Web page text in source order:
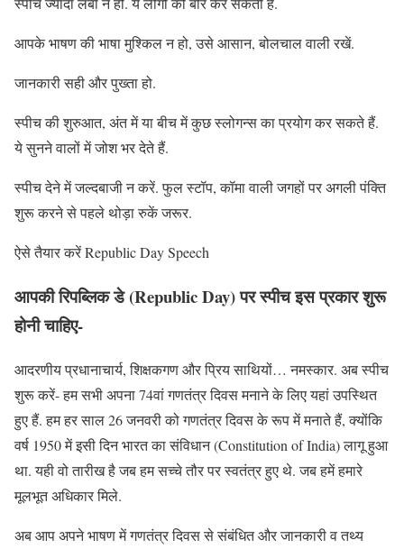
आपके भाषण की भाषा मुश्किल न हो, उसे आसान, बोलचाल वाली रखें.
जानकारी सही और पुख्ता हो.
स्पीच की शुरुआत, अंत में या बीच में कुछ स्लोगन्स का प्रयोग कर सकते हैं.
ये सुनने वालों में जोश भर देते हैं.
स्पीच देने में जल्दबाजी न करें. फुल स्टॉप, कॉमा वाली जगहों पर अगली पंक्ति
शुरू करने से पहले थोड़ा रुकें जरूर.
ऐसे तैयार करें Republic Day Speech
आपकी रिपब्लिक डे (Republic Day) पर स्पीच इस प्रकार शुरू
होनी चाहिए-
आदरणीय प्रधानाचार्य, शिक्षकगण और प्रिय साथियों… नमस्कार. अब स्पीच
शुरू करें- हम सभी अपना 74वां गणतंत्र दिवस मनाने के लिए यहां उपस्थित
हुए हैं. हम हर साल 26 जनवरी को गणतंत्र दिवस के रूप में मनाते हैं, क्योंकि
वर्ष 1950 में इसी दिन भारत का संविधान (Constitution of India) लागू हुआ
था. यही वो तारीख है जब हम सच्चे तौर पर स्वतंत्र हुए थे. जब हमें हमारे
मूलभूत अधिकार मिले.
अब आप अपने भाषण में गणतंत्र दिवस से संबंधित और जानकारी व तथ्य